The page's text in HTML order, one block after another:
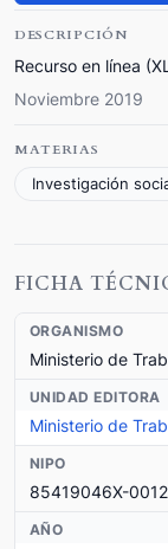
DESCRIPCIÓN
Recurso en línea
Noviembre 2019
MATERIAS
Investigación
FICHA
ORGANISMO
Ministerio de
UNIDAD EDITORA
Ministerio de
NIPO
85419046X-0012
AÑO